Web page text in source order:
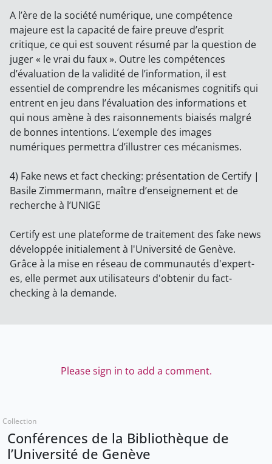
A l’ère de la société numérique, une compétence
majeure est la capacité de faire preuve d’esprit
critique, ce qui est souvent résumé par la question de
juger « le vrai du faux ». Outre les compétences
d’évaluation de la validité de l’information, il est
essentiel de comprendre les mécanismes cognitifs qui
entrent en jeu dans l’évaluation des informations et
qui nous amène à des raisonnements biaisés malgré
de bonnes intentions. L’exemple des images
numériques permettra d’illustrer ces mécanismes.
4) Fake news et fact checking: présentation de Certify |
Basile Zimmermann, maître d’enseignement et de
recherche à l’UNIGE
Certify est une plateforme de traitement des fake news
développée initialement à l'Université de Genève.
Grâce à la mise en réseau de communautés d'expert-
es, elle permet aux utilisateurs d'obtenir du fact-
checking à la demande.
Please sign in to add a comment.
Collection
Conférences de la Bibliothèque de
l’Université de Genève